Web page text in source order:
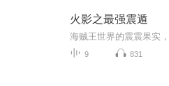
火影之最强震遁
9 831